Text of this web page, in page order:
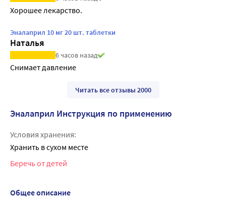
Хорошее лекарство.
Эналаприл 10 мг 20 шт. таблетки
Наталья
6 часов назад
Снимает давление
Читать все отзывы 2000
Эналаприл Инструкция по применению
Условия хранения:
Хранить в сухом месте
Беречь от детей
Общее описание